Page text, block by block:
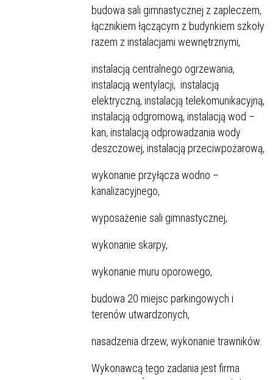
budowa sali gimnastycznej z zapleczem,
łącznikiem łączącym z budynkiem szkoły
razem z instalacjami wewnętrznymi,
instalacją centralnego ogrzewania,
instalacją wentylacji, instalacją
elektryczną, instalacją telekomunikacyjną,
instalacją odgromową, instalacją wod –
kan, instalacją odprowadzania wody
deszczowej, instalacją przeciwpożarową,
wykonanie przyłącza wodno –
kanalizacyjnego,
wyposażenie sali gimnastycznej,
wykonanie skarpy,
wykonanie muru oporowego,
budowa 20 miejsc parkingowych i
terenów utwardzonych,
nasadzenia drzew, wykonanie trawników.
Wykonawcą tego zadania jest firma